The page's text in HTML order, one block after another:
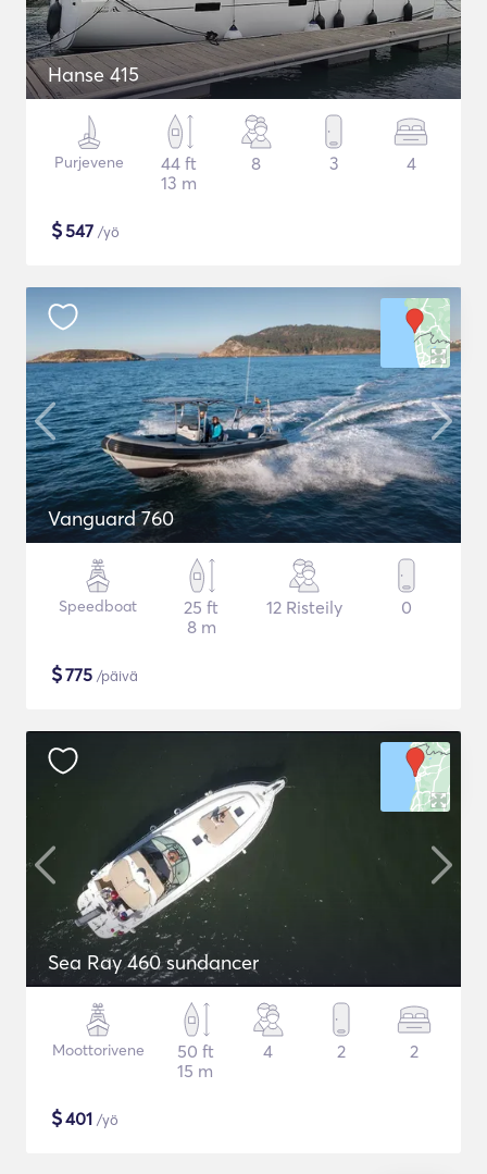
Hanse 415
Purjevene
44 ft
13 m
8 3 4
$547 /yö
Vanguard 760
Speedboat
25 ft
8 m
12 Risteily 0
$775 /päivä
Sea Ray 460 sundancer
Moottorivene
50 ft
15 m
4 2 2
$401 /yö